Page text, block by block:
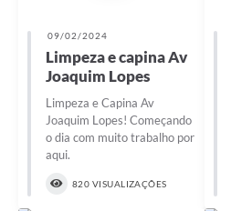
09/02/2024
Limpeza e capina Av
Joaquim Lopes
Limpeza e Capina Av
Joaquim Lopes! Começando
o dia com muito trabalho por
aqui.
820 VISUALIZAÇÕES